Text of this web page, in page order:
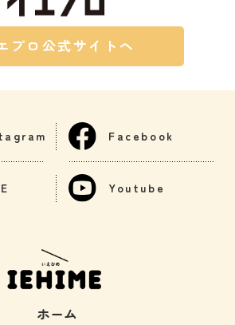
プロ公式サイトへ
ホーム
Facebook
Youtube